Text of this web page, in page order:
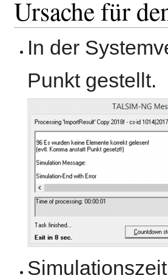
Ursache für
In der
Punkt gestellt.